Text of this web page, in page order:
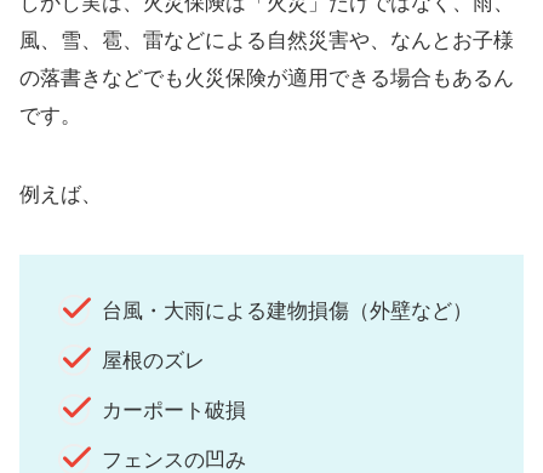
風、雪、雹、雷などによる自然災害や、なんとお子様
の落書きなどでも火災保険が適用できる場合もあるん
です。
例えば、
台風・大雨による建物損傷（外壁など）
屋根のズレ
カーポート破損
フェンスの凹み